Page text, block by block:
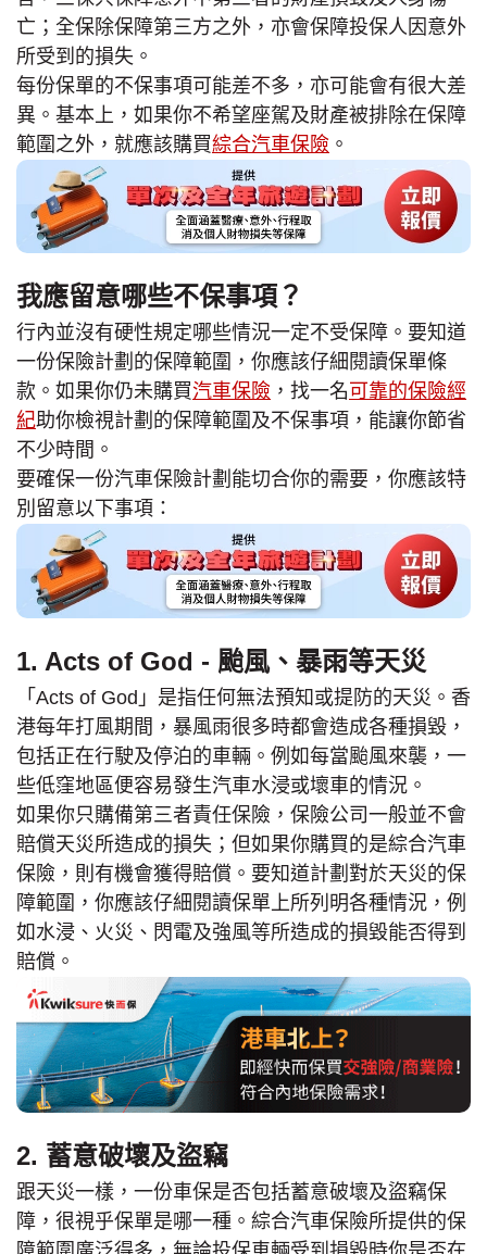
亡；全保除保障第三方之外，亦會保障投保人因意外
所受到的損失。
每份保單的不保事項可能差不多，亦可能會有很大差
異。基本上，如果你不希望座駕及財產被排除在保障
範圍之外，就應該購買綜合汽車保險 。
我應留意哪些不保事項？
行內並沒有硬性規定哪些情況一定不受保障。要知道
一份保險計劃的保障範圍，你應該仔細閱讀保單條
款。如果你仍未購買汽車保險 ，找一名 可靠的保險經
紀助你檢視計劃的保障範圍及不保事項，能讓你節省
不少時間。
要確保一份汽車保險計劃能切合你的需要，你應該特
別留意以下事項：
1. Acts of God - 颱風、暴雨等天災
「Acts of God」是指任何無法預知或提防的天災。香
港每年打風期間，暴風雨很多時都會造成各種損毀，
包括正在行駛及停泊的車輛。例如每當颱風來襲，一
些低窪地區便容易發生汽車水浸或壞車的情況。
如果你只購備第三者責任保險，保險公司一般並不會
賠償天災所造成的損失；但如果你購買的是綜合汽車
保險，則有機會獲得賠償。要知道計劃對於天災的保
障範圍，你應該仔細閱讀保單上所列明各種情況，例
如水浸、火災、閃電及強風等所造成的損毀能否得到
賠償。
2. 蓄意破壞及盜竊
跟天災一樣，一份車保是否包括蓄意破壞及盜竊保
障，很視乎保單是哪一種。綜合汽車保險所提供的保